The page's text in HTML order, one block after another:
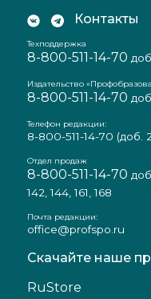
Контакты
Техподдержка
8-800-511-14-70
Издательство
8-800-511-14-70
Телефон редакции:
8-800-511-14-70 (доб.
Отдел продаж
8-800-511-14-70
142, 144, 161, 168
Почта редакции:
office@profspo.ru
Скачайте наше
RuStore